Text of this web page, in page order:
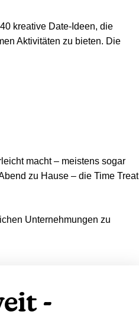
kreative Date-Ideen, die
Aktivitäten zu bieten. Die
macht – meistens sogar
zu Hause – die Time Treat
Unternehmungen zu
-